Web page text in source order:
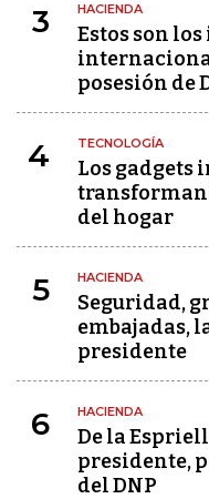
3 HACIENDA
Estos son
posesión de
4 TECNOLOGÍA
Los gadgets
del hogar
5 HACIENDA
Seguridad,
embajadas,
presidente
6 HACIENDA
De la
presidente,
del DNP